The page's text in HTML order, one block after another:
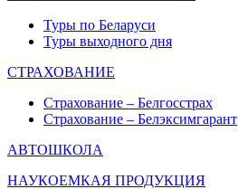
Туры по Беларуси
Туры выходного дня
СТРАХОВАНИЕ
Страхование – Белгосстрах
Страхование – Белэксимгарант
АВТОШКОЛА
НАУКОЕМКАЯ ПРОДУКЦИЯ